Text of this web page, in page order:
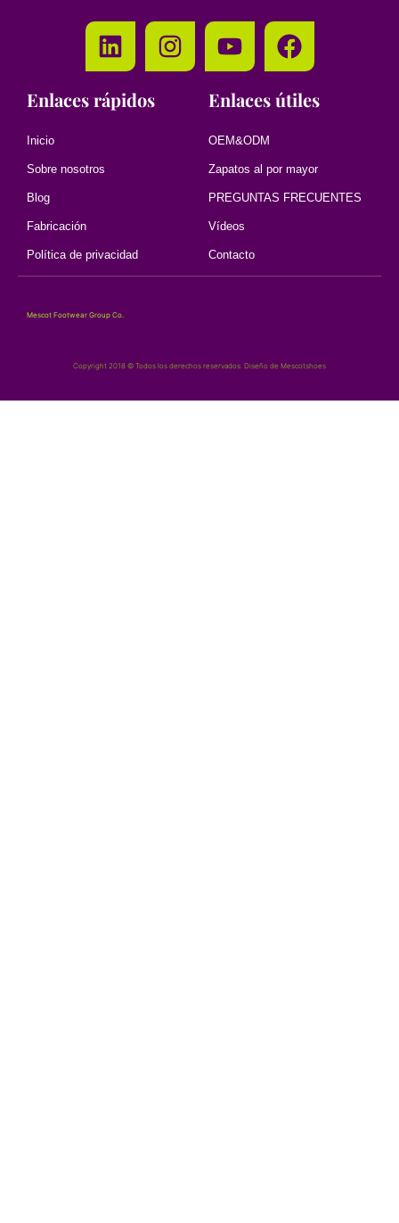
Enlaces rápidos
Inicio
Sobre nosotros
Blog
Fabricación
Política de privacidad
Enlaces útiles
OEM&ODM
Zapatos al por mayor
PREGUNTAS FRECUENTES
Vídeos
Contacto
Mescot Footwear Group Co.
Copyright 2018 © Todos los derechos reservados. Diseño de Mescotshoes